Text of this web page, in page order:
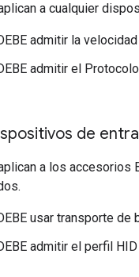
a cualquier
admitir la
admitir el
de
a los accesorios
usar transporte de
admitir el perfil HID